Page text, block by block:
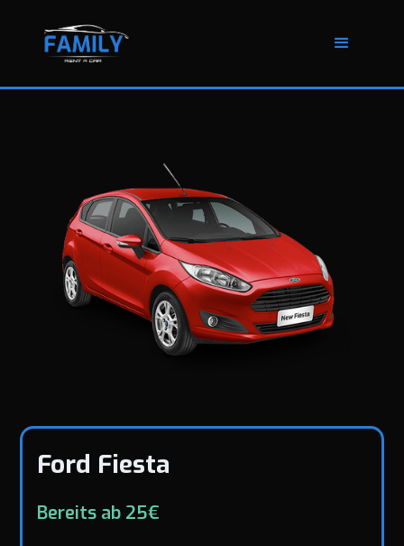
Ford Fiesta
Bereits ab 25€